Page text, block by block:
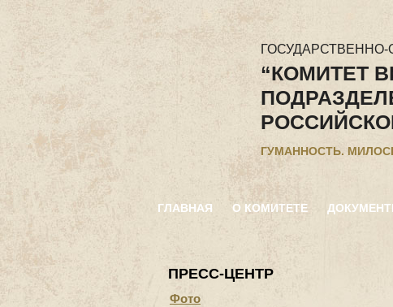
“КОМИТЕТ
ГУМАННОСТЬ.
ГЛАВНАЯ О КОМИТЕТЕ
ПРЕСС-ЦЕНТР
Фото